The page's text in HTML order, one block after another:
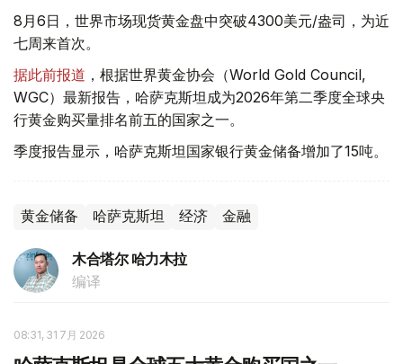
8月6日，世界市场现货黄金盘中突破4300美元/盎司，为近
七周来首次。
据此前报道 ，根据世界黄金协会（World Gold Council,
WGC）最新报告，哈萨克斯坦成为2026年第二季度全球央
行黄金购买量排名前五的国家之一。
季度报告显示，哈萨克斯坦国家银行黄金储备增加了15吨。
黄金储备 哈萨克斯坦 经济 金融
木合塔尔 哈力木拉
编译
08:31, 31 7月 2026